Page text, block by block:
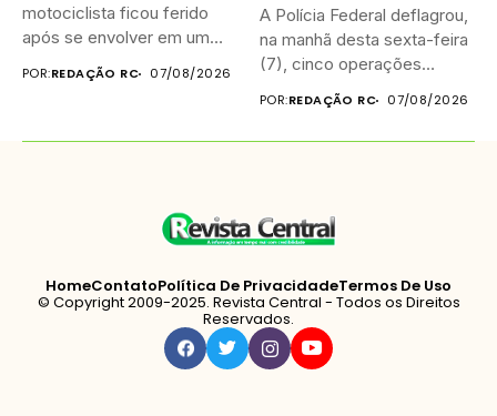
motociclista ficou ferido
após se envolver em um
acidente...
POR:REDAÇÃO RC 07/08/2026
A Polícia Federal deflagrou,
na manhã desta sexta-feira
(7), cinco operações
simultâneas...
POR:REDAÇÃO RC 07/08/2026
HomeContatoPolítica De PrivacidadeTermos De Uso
© Copyright 2009-2025. Revista Central - Todos os Direitos
Reservados.